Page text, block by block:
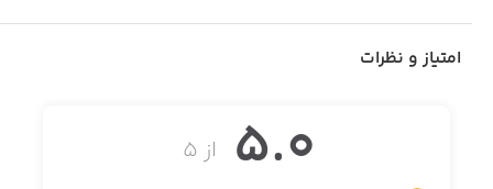
امتیاز و نظرات
از ۵ 5.0